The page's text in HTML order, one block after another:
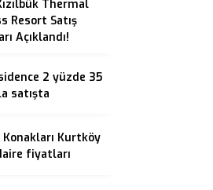
Thermal
Resort Satış
Açıklandı!
2 yüzde 35
satışta
Kurtköy
fiyatları